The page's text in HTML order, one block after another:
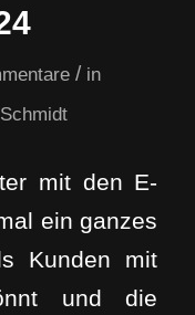
/ in
mit den E-
ein ganzes
Kunden mit
und die